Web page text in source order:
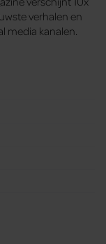
verhalen en
media kanalen.